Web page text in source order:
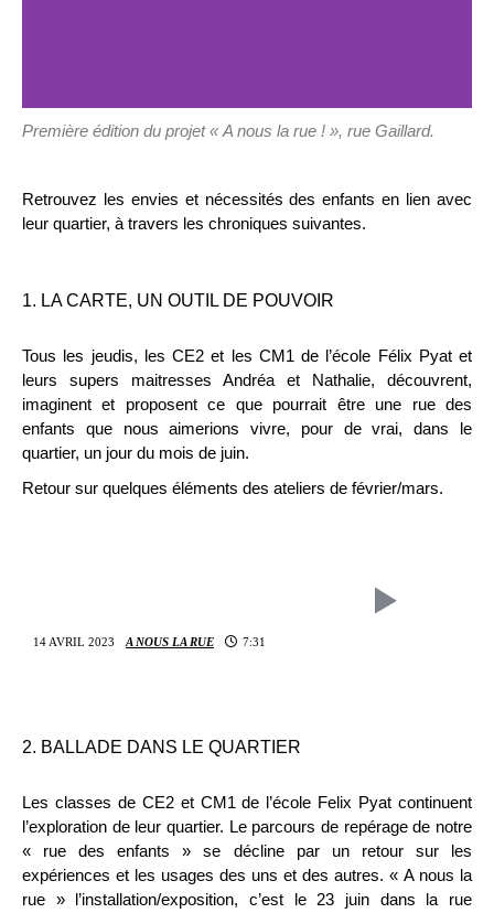
Première édition du projet « A nous la rue ! », rue Gaillard.
Retrouvez les envies et nécessités des enfants en lien avec
leur quartier, à travers les chroniques suivantes.
1. LA CARTE, UN OUTIL DE POUVOIR
Tous les jeudis, les CE2 et les CM1 de l’école Félix Pyat et
leurs supers maitresses Andréa et Nathalie, découvrent,
imaginent et proposent ce que pourrait être une rue des
enfants que nous aimerions vivre, pour de vrai, dans le
quartier, un jour du mois de juin.
Retour sur quelques éléments des ateliers de février/mars.
14 AVRIL 2023 A NOUS LA RUE 7:31
2. BALLADE DANS LE QUARTIER
Les classes de CE2 et CM1 de l’école Felix Pyat continuent
l’exploration de leur quartier. Le parcours de repérage de notre
« rue des enfants » se décline par un retour sur les
expériences et les usages des uns et des autres. « A nous la
rue » l’installation/exposition, c’est le 23 juin dans la rue